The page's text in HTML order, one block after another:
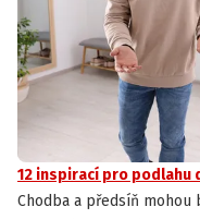
12 inspirací pro podlahu
Chodba a předsíň